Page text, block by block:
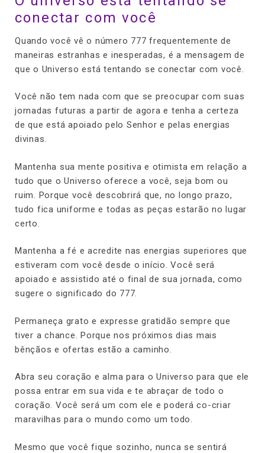
conectar com você
Quando você vê o número 777 frequentemente de
maneiras estranhas e inesperadas, é a mensagem de
que o Universo está tentando se conectar com você.
Você não tem nada com que se preocupar com suas
jornadas futuras a partir de agora e tenha a certeza
de que está apoiado pelo Senhor e pelas energias
divinas.
Mantenha sua mente positiva e otimista em relação a
tudo que o Universo oferece a você, seja bom ou
ruim. Porque você descobrirá que, no longo prazo,
tudo fica uniforme e todas as peças estarão no lugar
certo.
Mantenha a fé e acredite nas energias superiores que
estiveram com você desde o início. Você será
apoiado e assistido até o final de sua jornada, como
sugere o significado do 777.
Permaneça grato e expresse gratidão sempre que
tiver a chance. Porque nos próximos dias mais
bênçãos e ofertas estão a caminho.
Abra seu coração e alma para o Universo para que ele
possa entrar em sua vida e te abraçar de todo o
coração. Você será um com ele e poderá co-criar
maravilhas para o mundo como um todo.
Mesmo que você fique sozinho, nunca se sentirá